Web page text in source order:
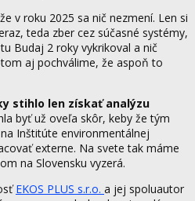
v roku 2025 sa nič nezmení. Len si
teda zber cez súčasné systémy,
Budaj 2 roky vykrikoval a nič
aj pochválime, že aspoň to
stihlo len získať analýzu
byť už oveľa skôr, keby že tým
Inštitúte environmentálnej
externe. Na svete tak máme
na Slovensku vyzerá.
EKOS PLUS s.r.o. a jej spoluautor